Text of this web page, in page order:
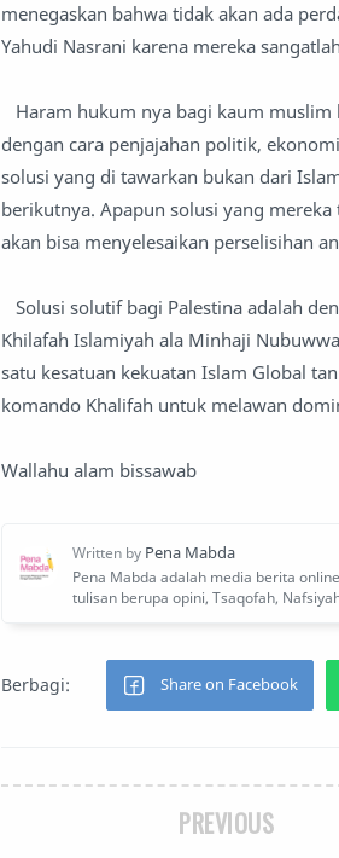
menegaskan bahwa tidak akan ada
Yahudi Nasrani karena mereka
Haram hukum nya bagi kaum
dengan cara penjajahan politik,
solusi yang di tawarkan bukan dari
berikutnya. Apapun solusi yang
akan bisa menyelesaikan perselisihan
Solusi solutif bagi Palestina adalah
Khilafah Islamiyah ala Minhaji
satu kesatuan kekuatan Islam Global
komando Khalifah untuk melawan
Wallahu alam bissawab
PREVIOUS